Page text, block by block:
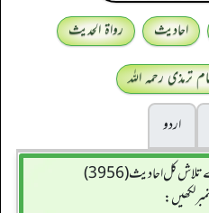
احادیث
رواۃ الحدیث
ترمذی رحمہ اللہ
اردو
کل احادیث (3956)
لکھیں: